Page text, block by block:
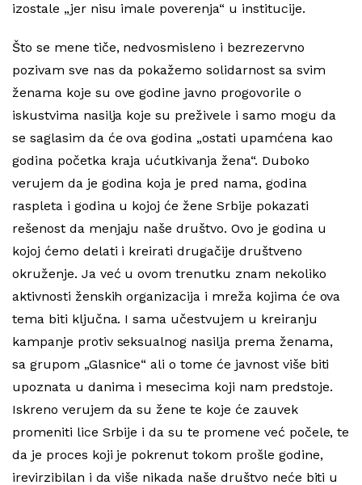
izostale „jer nisu imale poverenja“ u institucije.
Što se mene tiče, nedvosmisleno i bezrezervno
pozivam sve nas da pokažemo solidarnost sa svim
ženama koje su ove godine javno progovorile o
iskustvima nasilja koje su preživele i samo mogu da
se saglasim da će ova godina „ostati upamćena kao
godina početka kraja ućutkivanja žena“. Duboko
verujem da je godina koja je pred nama, godina
raspleta i godina u kojoj će žene Srbije pokazati
rešenost da menjaju naše društvo. Ovo je godina u
kojoj ćemo delati i kreirati drugačije društveno
okruženje. Ja već u ovom trenutku znam nekoliko
aktivnosti ženskih organizacija i mreža kojima će ova
tema biti ključna. I sama učestvujem u kreiranju
kampanje protiv seksualnog nasilja prema ženama,
sa grupom „Glasnice“ ali o tome će javnost više biti
upoznata u danima i mesecima koji nam predstoje.
Iskreno verujem da su žene te koje će zauvek
promeniti lice Srbije i da su te promene već počele, te
da je proces koji je pokrenut tokom prošle godine,
irevirzibilan i da više nikada naše društvo neće biti u